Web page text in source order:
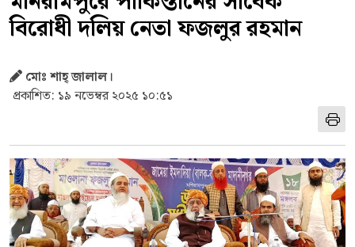
বিরোধী দলিয় নেতা ফজলুর রহমান
মোঃ শাহ্ জালাল।
প্রকাশিত: ১৯ নভেম্বর ২০২৫ ১০:৫১